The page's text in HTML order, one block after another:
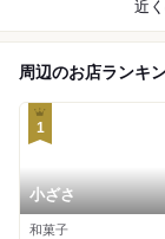
近
周辺のお店ランキ
1
小ざさ
和菓子